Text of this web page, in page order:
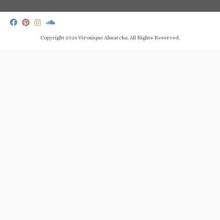
Copyright 2026Véronique Almarcha. All Rights Reserved.